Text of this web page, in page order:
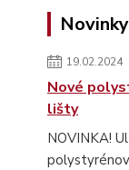
Novinky
19.02.2024
Nové
lišty
NOVINKA!